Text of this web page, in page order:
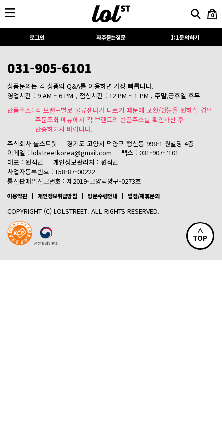
0
로그인 자주묻는질문 1:1문의하기
031-905-6101
상품문의는 각 상품의 Q&A를 이용하면 가장 빠릅니다.
영업시간 : 9 AM ~ 6 PM , 점심시간 : 12 PM ~ 1 PM , 주말,공휴일 휴무
반품주소: 각 브랜드별로 물류센터가 다르기 때문에 교환/환불을 원하실 경우
주문조회 메뉴에서 각 브랜드의 반품주소를 확인하신 후
반송하기시 바랍니다.
주식회사 롤스트릿
경기도 고양시 덕양구 행신동 998-1 원빌딩 4층
이메일 : lolstreetkorea@gmail.com
팩스 : 031-907-7101
대표 : 원석민
개인정보관리자 : 원석민
사업자등록번호 : 158-87-00222
통신판매업신고번호 : 제2019-고양덕양구-0273호
이용약관 개인정보취급방침 방문수령안내 입점/제휴문의
COPYRIGHT (C) LOLSTREET. ALL RIGHTS RESERVED.
∧
TOP